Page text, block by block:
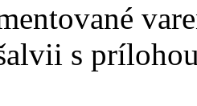
s